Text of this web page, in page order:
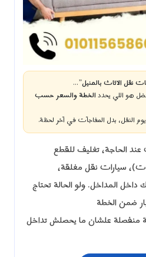
نقل الاثاث بالمنيل”…
هو اللي يحددالخطة والسعر حسب
النقل، بدل المفاجآت في آخر لحظة.
الحاجة، تغليف للقطع
سيارات نقل مغلقة،
المداخل. ولو الحالة تحتاج
ضمن الخطة
علشان ما يحصلش تداخل